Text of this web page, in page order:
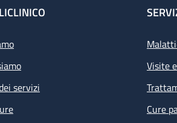
servizi
Visite
Cure